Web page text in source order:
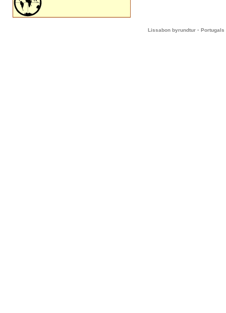
Lissabon byrundtur - Portugals